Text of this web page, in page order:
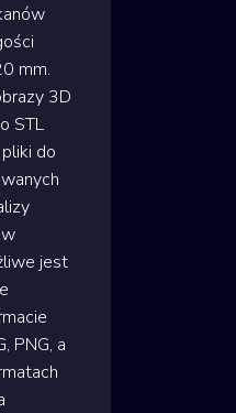
mm.
3D
STL
do
jest
PNG, a